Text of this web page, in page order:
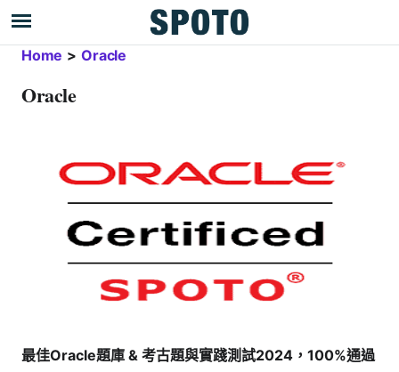
Home > Oracle
Oracle
最佳Oracle題庫 & 考古題與實踐測試2024，100%通過